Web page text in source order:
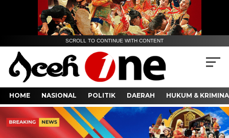
SCROLL TO CONTINUE WITH CONTENT
HOME NASIONAL POLITIK DAERAH HUKUM &